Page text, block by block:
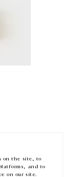
on the site, to
and to
on our site.